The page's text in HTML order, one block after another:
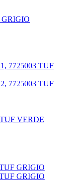
GRIGIO
TUF VERDE